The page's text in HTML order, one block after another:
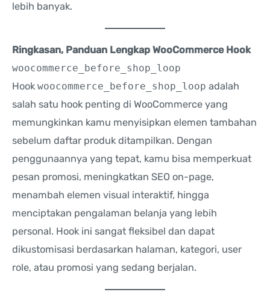
lebih banyak.
Ringkasan, Panduan Lengkap WooCommerce Hook
woocommerce_before_shop_loop
Hook woocommerce_before_shop_loop adalah
salah satu hook penting di WooCommerce yang
memungkinkan kamu menyisipkan elemen tambahan
sebelum daftar produk ditampilkan. Dengan
penggunaannya yang tepat, kamu bisa memperkuat
pesan promosi, meningkatkan SEO on-page,
menambah elemen visual interaktif, hingga
menciptakan pengalaman belanja yang lebih
personal. Hook ini sangat fleksibel dan dapat
dikustomisasi berdasarkan halaman, kategori, user
role, atau promosi yang sedang berjalan.